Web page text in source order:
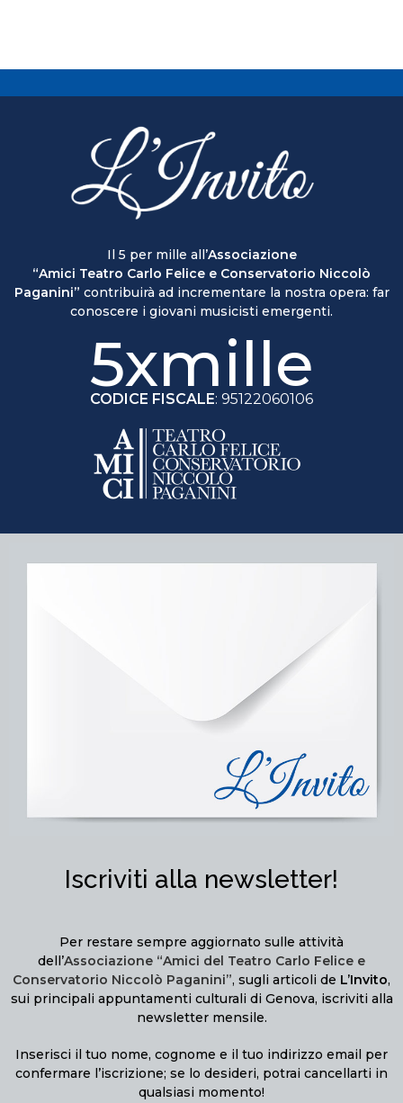
Il 5 per mille all’Associazione
“Amici Teatro Carlo Felice e Conservatorio Niccolò
Paganini” contribuirà ad incrementare la nostra opera: far
conoscere i giovani musicisti emergenti.
5xmille
CODICE FISCALE: 95122060106
Iscriviti alla newsletter!
Per restare sempre aggiornato sulle attività
dell’Associazione “Amici del Teatro Carlo Felice e
Conservatorio Niccolò Paganini”, sugli articoli de L’Invito,
sui principali appuntamenti culturali di Genova, iscriviti alla
newsletter mensile.
Inserisci il tuo nome, cognome e il tuo indirizzo email per
confermare l’iscrizione; se lo desideri, potrai cancellarti in
qualsiasi momento!